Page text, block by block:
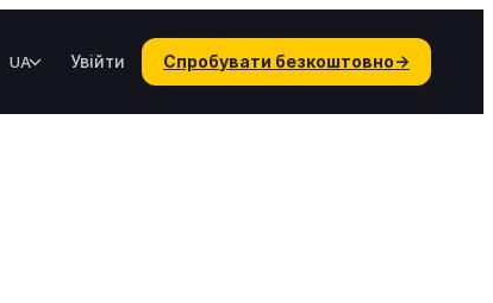
UA Увійти Спробувати безкоштовно→